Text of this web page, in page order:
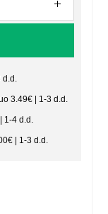
d.d.
3.49€ | 1-3 d.d.
1-4 d.d.
| 1-3 d.d.